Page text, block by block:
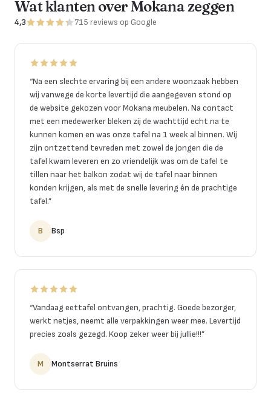
Wat klanten over Mokana zeggen
4,3 715 reviews op Google
“Na een slechte ervaring bij een andere woonzaak hebben
wij vanwege de korte levertijd die aangegeven stond op
de website gekozen voor Mokana meubelen. Na contact
met een medewerker bleken zij de wachttijd echt na te
kunnen komen en was onze tafel na 1 week al binnen. Wij
zijn ontzettend tevreden met zowel de jongen die de
tafel kwam leveren en zo vriendelijk was om de tafel te
tillen naar het balkon zodat wij de tafel naar binnen
konden krijgen, als met de snelle levering én de prachtige
tafel.”
B Bsp
“Vandaag eettafel ontvangen, prachtig. Goede bezorger,
werkt netjes, neemt alle verpakkingen weer mee. Levertijd
precies zoals gezegd. Koop zeker weer bij jullie!!!”
M Montserrat Bruins